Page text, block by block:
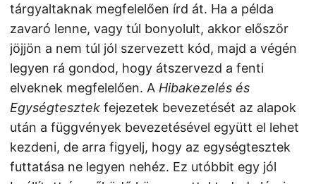
tárgyaltaknak megfelelően írd át. Ha a példa
zavaró lenne, vagy túl bonyolult, akkor először
jöjjön a nem túl jól szervezett kód, majd a végén
legyen rá gondod, hogy átszervezd a fenti
elveknek megfelelően. A Hibakezelés és
Egységtesztek fejezetek bevezetését az alapok
után a függvények bevezetésével együtt el lehet
kezdeni, de arra figyelj, hogy az egységtesztek
futtatása ne legyen nehéz. Ez utóbbit egy jól